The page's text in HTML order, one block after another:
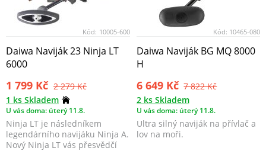
Kód: 10005-600
Daiwa Naviják 23 Ninja LT
6000
1 799 Kč 2 279 Kč
1 ks Skladem
U vás doma: úterý 11.8.
Ninja LT je následníkem
legendárního navijáku Ninja A.
Nový Ninja LT vás přesvědčí
Kód: 10465-080
Daiwa Naviják BG MQ 8000
H
6 649 Kč 7 822 Kč
2 ks Skladem
U vás doma: úterý 11.8.
Ultra silný naviják na přívlač a
lov na moři.